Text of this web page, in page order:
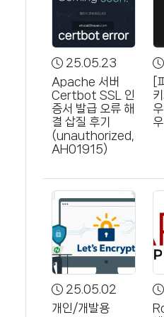
25.05.23
Apache 서버
Certbot SSL 인
증서 발급 오류 해
결 삽질 후기
(unauthorized,
AH01915)
[
우
25.05.02
개인/개발용